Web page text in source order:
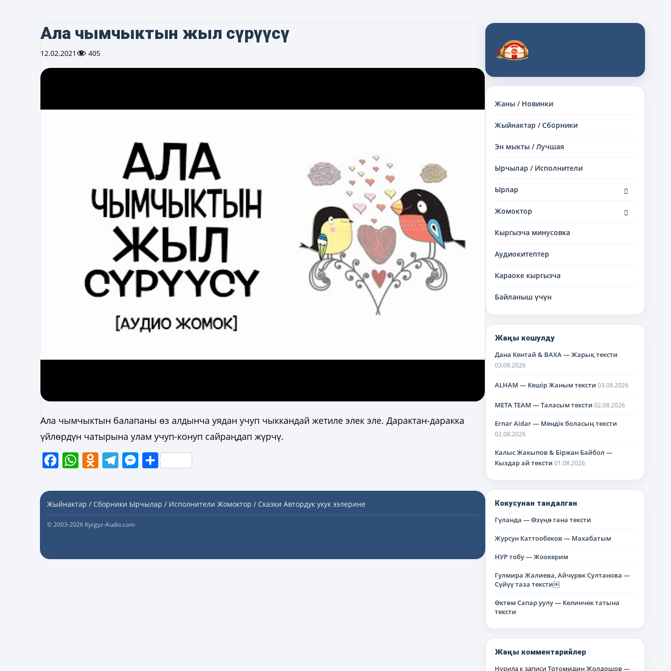
Жаны / Новинки
Жыйнактар / Сборники
Эн мыкты / Лучшая
Ырчылар / Исполнители
Ырлар
дочернее
Жомоктор
дочернее
Кыргызча минусовка
Аудиокитептер
Караоке кыргызча
Байланыш үчүн
Жаңы кошулду
Дана Кентай & BAXA — Жарық тексти
03.08.2026
ALHAM — Кешір Жаным тексти 03.08.2026
META TEAM — Таласым тексти 02.08.2026
Ernar Aidar — Мендік боласың тексти
02.08.2026
Калыс Жакыпов & Біржан Байбол —
Кыздар ай тексти 01.08.2026
Кокусунан тандалган
Гүланда — Өзүңө гана тексти
Журсун Каттообеков — Махабатым
НУР тобу — Жоокерим
Гулмира Жалиева, Айчүрөк Султанова —
Сүйүү таза тексти￼
Өктөм Сапар уулу — Келинчек татына
тексти
Жаңы комментарийлер
Нурила к записиТотомидин Жолдошов —
Ала чымчыктын жыл сүрүүсү
12.02.2021 405
Ала чымчыктын балапаны өз алдынча уядан учуп чыккандай жетиле элек эле. Дарактан-даракка
үйлөрдүн чатырына улам учуп-конуп сайраңдап жүрчү.
Facebook
WhatsApp
Odnoklassniki
Telegram
Messenger
Share
Жыйнактар / Сборники Ырчылар / Исполнители Жомоктор / Сказки Автордук укук ээлерине
© 2003-2026 Kyrgyz-Audio.com